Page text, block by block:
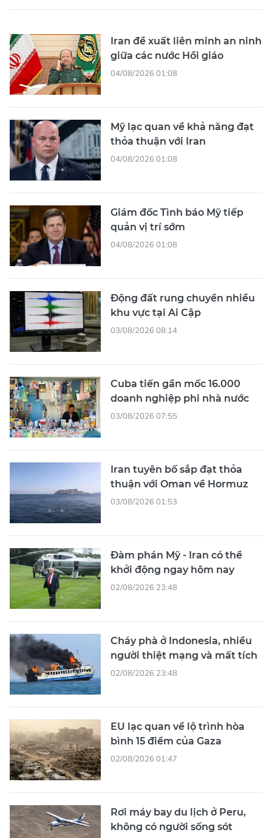
Iran đề xuất liên minh an ninh
giữa các nước Hồi giáo
04/08/2026 01:08
Mỹ lạc quan về khả năng đạt
thỏa thuận với Iran
04/08/2026 01:08
Giám đốc Tình báo Mỹ tiếp
quản vị trí sớm
04/08/2026 01:08
Động đất rung chuyển nhiều
khu vực tại Ai Cập
03/08/2026 08:14
Cuba tiến gần mốc 16.000
doanh nghiệp phi nhà nước
03/08/2026 07:55
Iran tuyên bố sắp đạt thỏa
thuận với Oman về Hormuz
03/08/2026 01:53
Đàm phán Mỹ - Iran có thể
khởi động ngay hôm nay
02/08/2026 23:48
Cháy phà ở Indonesia, nhiều
người thiệt mạng và mất tích
02/08/2026 23:48
EU lạc quan về lộ trình hòa
bình 15 điểm của Gaza
02/08/2026 01:47
Rơi máy bay du lịch ở Peru,
không có người sống sót